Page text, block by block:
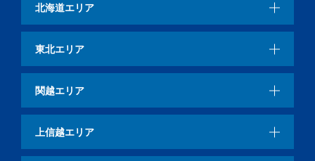
北海道エリア
東北エリア
関越エリア
上信越エリア